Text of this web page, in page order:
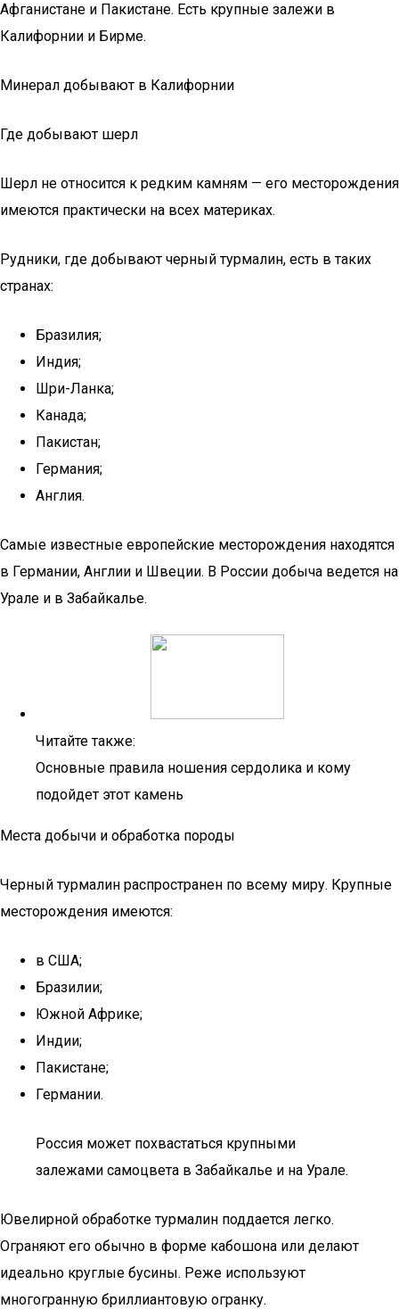
Афганистане и Пакистане. Есть крупные залежи в
Калифорнии и Бирме.
Минерал добывают в Калифорнии
Где добывают шерл
Шерл не относится к редким камням — его месторождения
имеются практически на всех материках.
Рудники, где добывают черный турмалин, есть в таких
странах:
Бразилия;
Индия;
Шри-Ланка;
Канада;
Пакистан;
Германия;
Англия.
Самые известные европейские месторождения находятся
в Германии, Англии и Швеции. В России добыча ведется на
Урале и в Забайкалье.
Читайте также:
Основные правила ношения сердолика и кому
подойдет этот камень
Места добычи и обработка породы
Черный турмалин распространен по всему миру. Крупные
месторождения имеются:
в США;
Бразилии;
Южной Африке;
Индии;
Пакистане;
Германии.
Россия может похвастаться крупными
залежами самоцвета в Забайкалье и на Урале.
Ювелирной обработке турмалин поддается легко.
Ограняют его обычно в форме кабошона или делают
идеально круглые бусины. Реже используют
многогранную бриллиантовую огранку.